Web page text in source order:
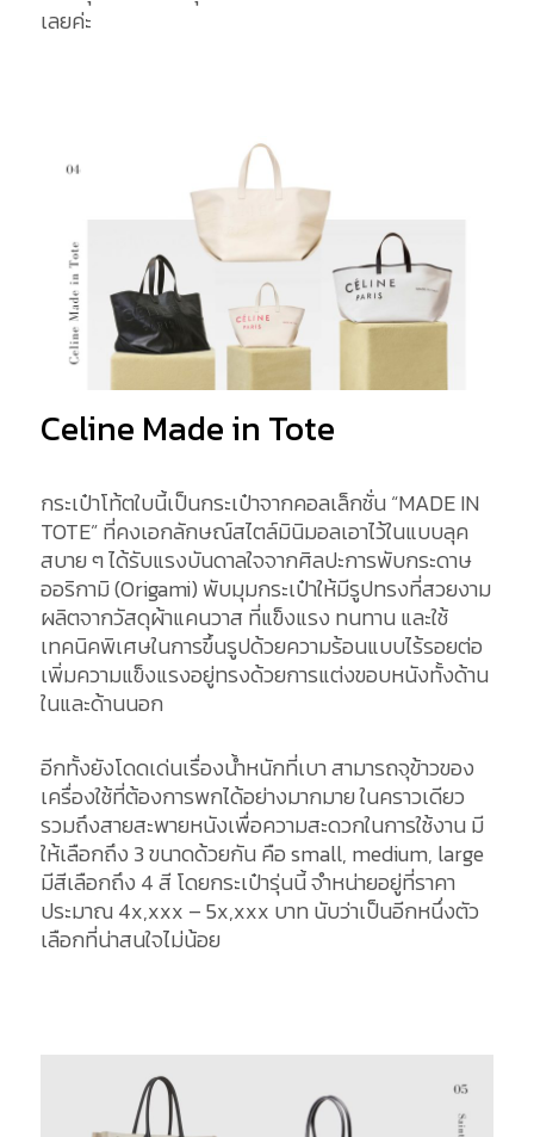
เลยค่ะ
Celine Made in Tote
กระเป๋าโท้ตใบนี้เป็นกระเป๋าจากคอลเล็กชั่น “MADE IN
TOTE” ที่คงเอกลักษณ์สไตล์มินิมอลเอาไว้ในแบบลุค
สบาย ๆ ได้รับแรงบันดาลใจจากศิลปะการพับกระดาษ
ออริกามิ (Origami) พับมุมกระเป๋าให้มีรูปทรงที่สวยงาม
ผลิตจากวัสดุผ้าแคนวาส ที่แข็งแรง ทนทาน และใช้
เทคนิคพิเศษในการขึ้นรูปด้วยความร้อนแบบไร้รอยต่อ
เพิ่มความแข็งแรงอยู่ทรงด้วยการแต่งขอบหนังทั้งด้าน
ในและด้านนอก
อีกทั้งยังโดดเด่นเรื่องน้ำหนักที่เบา สามารถจุข้าวของ
เครื่องใช้ที่ต้องการพกได้อย่างมากมาย ในคราวเดียว
รวมถึงสายสะพายหนังเพื่อความสะดวกในการใช้งาน มี
ให้เลือกถึง 3 ขนาดด้วยกัน คือ small, medium, large
มีสีเลือกถึง 4 สี โดยกระเป๋ารุ่นนี้ จำหน่ายอยู่ที่ราคา
ประมาณ 4x,xxx – 5x,xxx บาท นับว่าเป็นอีกหนึ่งตัว
เลือกที่น่าสนใจไม่น้อย